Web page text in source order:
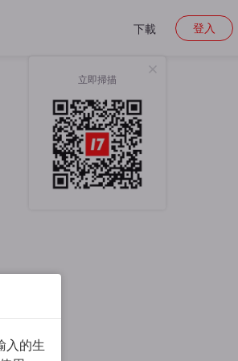
下載
立即掃描
登入
入的生